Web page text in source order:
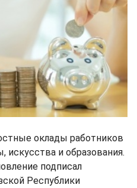
оклады работников
искусства и образования.
подписал
Республики